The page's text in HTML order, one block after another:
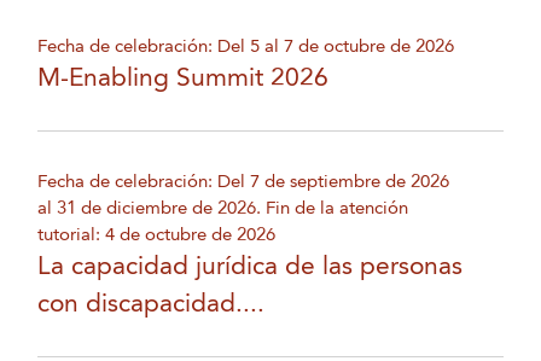
Fecha de celebración: Del 5 al 7 de octubre de 2026
M-Enabling Summit 2026
Fecha de celebración: Del 7 de septiembre de 2026
al 31 de diciembre de 2026. Fin de la atención
tutorial: 4 de octubre de 2026
La capacidad jurídica de las personas
con discapacidad....